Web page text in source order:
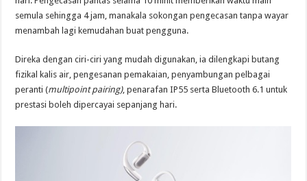
semula sehingga 4 jam, manakala sokongan pengecasan tanpa wayar
menambah lagi kemudahan buat pengguna.
Direka dengan ciri-ciri yang mudah digunakan, ia dilengkapi butang
fizikal kalis air, pengesanan pemakaian, penyambungan pelbagai
peranti (multipoint pairing), penarafan IP55 serta Bluetooth 6.1 untuk
prestasi boleh dipercayai sepanjang hari.